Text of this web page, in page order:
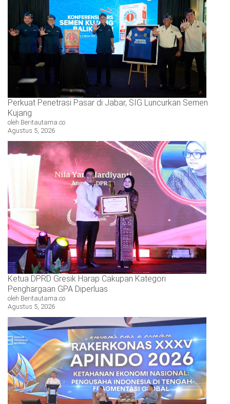
Perkuat Penetrasi Pasar di Jabar, SIG Luncurkan Semen
Kujang
oleh Beritautama.co
Agustus 5, 2026
Ketua DPRD Gresik Harap Cakupan Kategori
Penghargaan GPA Diperluas
oleh Beritautama.co
Agustus 5, 2026